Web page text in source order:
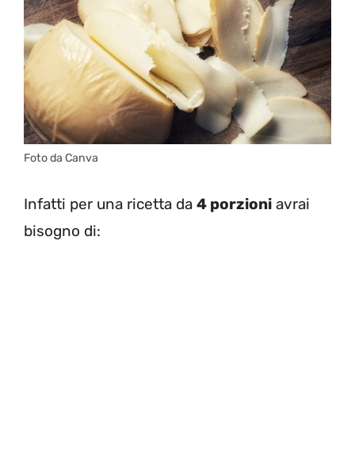
Foto da Canva
Infatti per una ricetta da 4 porzioni avrai
bisogno di: